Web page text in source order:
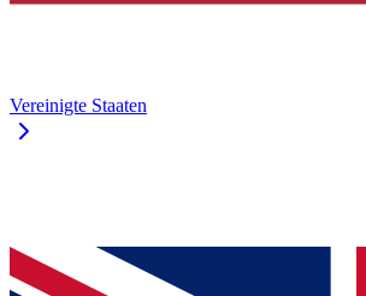
Vereinigte Staaten